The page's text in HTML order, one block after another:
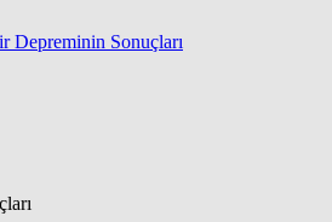
Depreminin Sonuçları